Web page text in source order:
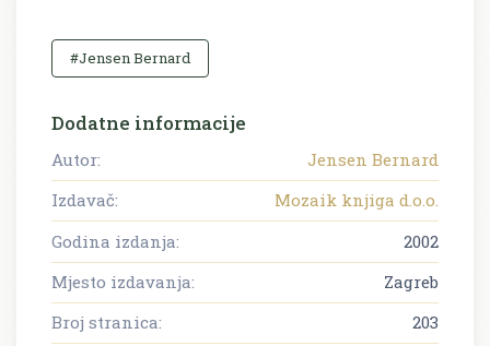
#Jensen Bernard
Dodatne informacije
Autor:
Jensen Bernard
Izdavač:
Mozaik knjiga d.o.o.
Godina izdanja:
2002
Mjesto izdavanja:
Zagreb
Broj stranica:
203